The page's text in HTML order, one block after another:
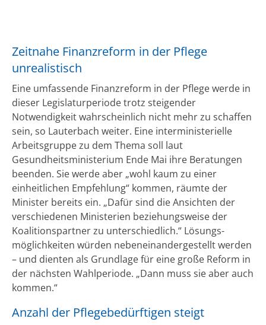
Zeitnahe Finanzreform in der Pflege
unrealistisch
Eine umfassende Finanzreform in der Pflege werde in
dieser Legislaturperiode trotz steigender
Notwendigkeit wahrscheinlich nicht mehr zu schaffen
sein, so Lauterbach weiter. Eine interministerielle
Arbeitsgruppe zu dem Thema soll laut
Gesundheitsministerium Ende Mai ihre Beratungen
beenden. Sie werde aber „wohl kaum zu einer
einheitlichen Empfehlung“ kommen, räumte der
Minister bereits ein. „Dafür sind die Ansichten der
verschiedenen Ministerien beziehungsweise der
Koalitionspartner zu unterschiedlich.“ Lösungs­
möglichkeiten würden nebeneinander­gestellt werden
– und dienten als Grundlage für eine große Reform in
der nächsten Wahlperiode. „Dann muss sie aber auch
kommen.“
Anzahl der Pflegebedürftigen steigt